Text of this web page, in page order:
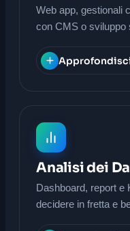
Web app, gestionali
con CMS o sviluppo
Analisi dei
Dashboard, report e
decidere in fretta e